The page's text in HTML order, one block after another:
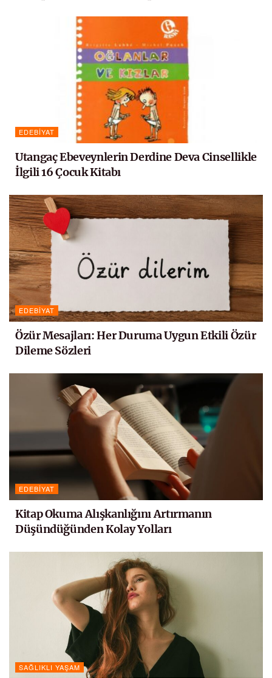
EDEBIYAT
Utangaç Ebeveynlerin Derdine Deva Cinsellikle
İlgili 16 Çocuk Kitabı
EDEBIYAT
Özür Mesajları: Her Duruma Uygun Etkili Özür
Dileme Sözleri
EDEBIYAT
Kitap Okuma Alışkanlığını Artırmanın
Düşündüğünden Kolay Yolları
SAĞLIKLI YAŞAM